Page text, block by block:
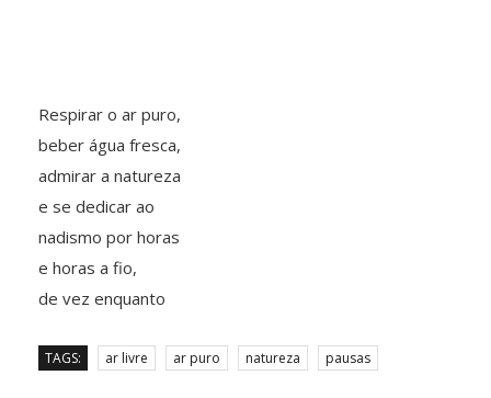
Respirar o ar puro,
beber água fresca,
admirar a natureza
e se dedicar ao
nadismo por horas
e horas a fio,
de vez enquanto
TAGS: ar livre ar puro natureza pausas